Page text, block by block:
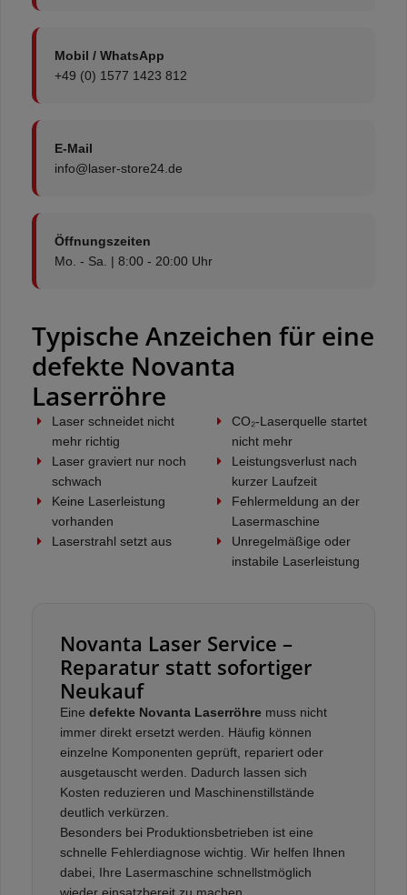
Mobil / WhatsApp
+49 (0) 1577 1423 812
E-Mail
info@laser-store24.de
Öffnungszeiten
Mo. - Sa. | 8:00 - 20:00 Uhr
Typische Anzeichen für eine
defekte Novanta
Laserröhre
Laser schneidet nicht
mehr richtig
Laser graviert nur noch
schwach
Keine Laserleistung
vorhanden
Laserstrahl setzt aus
CO₂-Laserquelle startet
nicht mehr
Leistungsverlust nach
kurzer Laufzeit
Fehlermeldung an der
Lasermaschine
Unregelmäßige oder
instabile Laserleistung
Novanta Laser Service –
Reparatur statt sofortiger
Neukauf
Eine defekte Novanta Laserröhre muss nicht
immer direkt ersetzt werden. Häufig können
einzelne Komponenten geprüft, repariert oder
ausgetauscht werden. Dadurch lassen sich
Kosten reduzieren und Maschinenstillstände
deutlich verkürzen.
Besonders bei Produktionsbetrieben ist eine
schnelle Fehlerdiagnose wichtig. Wir helfen Ihnen
dabei, Ihre Lasermaschine schnellstmöglich